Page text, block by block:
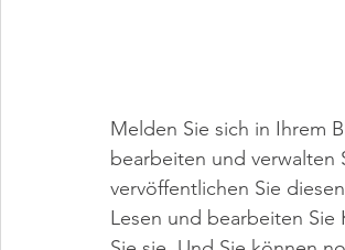
Melden Sie sich in Ihrem
bearbeiten und verwalten
vervöffentlichen Sie
Lesen und bearbeiten